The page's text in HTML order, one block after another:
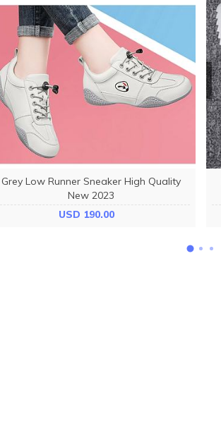
Grey Low Runner Sneaker High Quality
New 2023
USD 190.00